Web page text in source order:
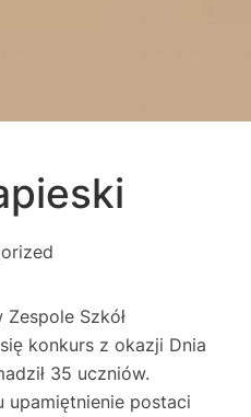
Szkół
konkurs z okazji Dnia
35 uczniów.
upamiętnienie postaci